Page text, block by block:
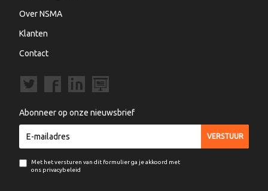
Over NSMA
Klanten
Contact
Abonneer op onze nieuwsbrief
Met het versturen van dit formulier ga je akkoord met
ons privacybeleid